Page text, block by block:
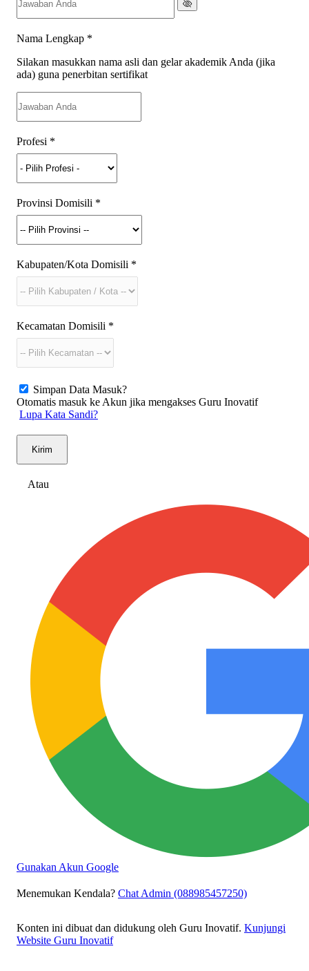
Nama Lengkap *
Silakan masukkan nama asli dan gelar akademik Anda (jika
ada) guna penerbitan sertifikat
Profesi *
Provinsi Domisili *
Kabupaten/Kota Domisili *
Kecamatan Domisili *
Simpan Data Masuk?
Otomatis masuk ke Akun jika mengakses Guru Inovatif
Lupa Kata Sandi?
Kirim
Atau
Gunakan Akun Google
Menemukan Kendala? Chat Admin (088985457250)
Konten ini dibuat dan didukung oleh Guru Inovatif. Kunjungi
Website Guru Inovatif